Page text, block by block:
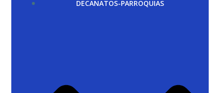
DECANATOS-PARROQUIAS